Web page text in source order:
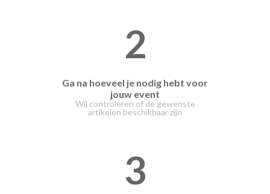
2
Ga na hoeveel je nodig hebt voor
jouw event
Wij controleren of de gewenste
artikelen beschikbaar zijn
3